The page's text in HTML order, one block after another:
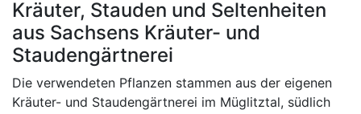
Kräuter, Stauden und Seltenheiten
aus Sachsens Kräuter- und
Staudengärtnerei
Die verwendeten Pflanzen stammen aus der eigenen
Kräuter- und Staudengärtnerei im Müglitztal, südlich